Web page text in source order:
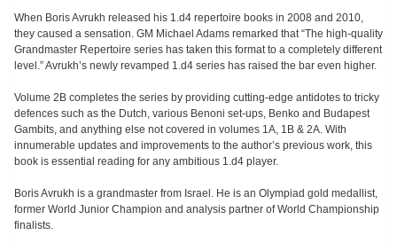
Jeux
de
cartes
à
Collectionner
(TCG)
Les
Classiques
When Boris Avrukh released his 1.d4 repertoire books in 2008 and 2010,
they caused a sensation. GM Michael Adams remarked that “The high-quality
Grandmaster Repertoire series has taken this format to a completely different
level.” Avrukh’s newly revamped 1.d4 series has raised the bar even higher.
Volume 2B completes the series by providing cutting-edge antidotes to tricky
defences such as the Dutch, various Benoni set-ups, Benko and Budapest
Gambits, and anything else not covered in volumes 1A, 1B & 2A. With
innumerable updates and improvements to the author’s previous work, this
book is essential reading for any ambitious 1.d4 player.
Boris Avrukh is a grandmaster from Israel. He is an Olympiad gold medallist,
former World Junior Champion and analysis partner of World Championship
finalists.